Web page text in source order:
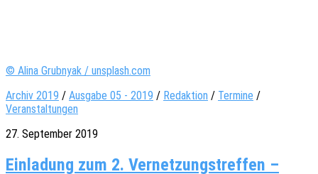
© Alina Grubnyak / unsplash.com
Archiv 2019 / Ausgabe 05 - 2019 / Redaktion / Termine /
Veranstaltungen
27. September 2019
Einladung zum 2. Vernetzungstreffen –